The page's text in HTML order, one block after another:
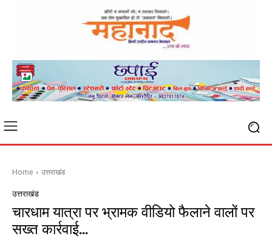
Home उत्तराखंड
उत्तराखंड
चारधाम यात्रा पर भ्रामक वीडियो फैलाने वालों पर
सख्त कार्रवाई…